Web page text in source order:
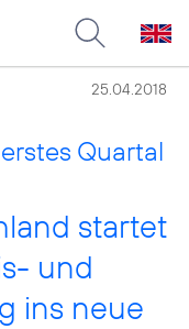
25.04.2018
Quartal
startet
und
ins neue